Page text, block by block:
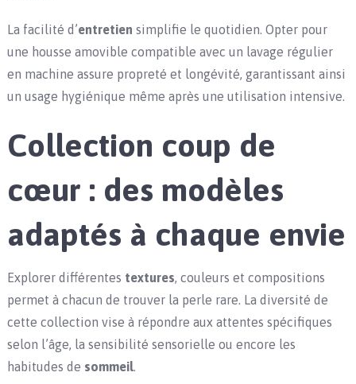
La facilité d’entretien simplifie le quotidien. Opter pour
une housse amovible compatible avec un lavage régulier
en machine assure propreté et longévité, garantissant ainsi
un usage hygiénique même après une utilisation intensive.
Collection coup de
cœur : des modèles
adaptés à chaque envie
Explorer différentes textures, couleurs et compositions
permet à chacun de trouver la perle rare. La diversité de
cette collection vise à répondre aux attentes spécifiques
selon l’âge, la sensibilité sensorielle ou encore les
habitudes de sommeil.